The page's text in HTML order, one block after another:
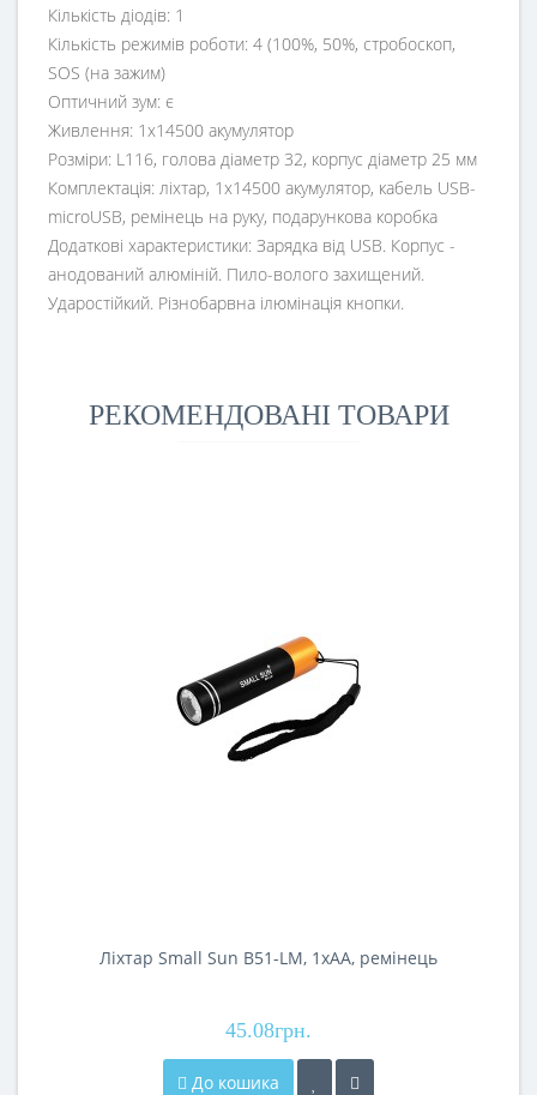
Кількість діодів: 1
Кількість режимів роботи: 4 (100%, 50%, стробоскоп,
SOS (на зажим)
Оптичний зум: є
Живлення: 1х14500 акумулятор
Розміри: L116, голова діаметр 32, корпус діаметр 25 мм
Комплектація: ліхтар, 1х14500 акумулятор, кабель USB-
microUSB, ремінець на руку, подарункова коробка
Додаткові характеристики: Зарядка від USB. Корпус -
анодований алюміній. Пило-волого захищений.
Ударостійкий. Різнобарвна ілюмінація кнопки.
РЕКОМЕНДОВАНІ ТОВАРИ
Ліхтар Small Sun B51-LM, 1xAA, ремінець
45.08грн.
До кошика